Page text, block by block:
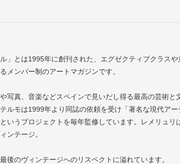
ル」とは1995年に創刊された、エグゼクティブクラス
メンバー制のアートマガジンです。
写真、音楽などスペインで見いだし得る最高の芸術
ルモは1999年より同誌の依頼を受け「著名な現代ア
いうプロジェクトを毎年監修しています。レメリュ
ンテージ。
後のヴィンテージへのリスペクトに溢れています。